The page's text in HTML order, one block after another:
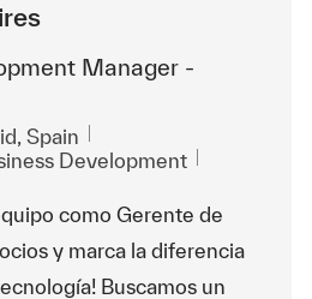
Manager -
Spain
Development
como Gerente de
y marca la diferencia
Buscamos un